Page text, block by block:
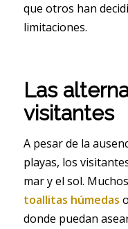
que otros han
limitaciones.
Las
visitantes
A pesar de la
playas, los
mar y el sol.
toallitas húmedas
donde puedan